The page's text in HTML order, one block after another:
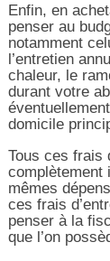
Enfin, en
penser au
notamment
l’entretien
chaleur, le
durant votre
domicile
Tous ces frais
complètement
mêmes
ces frais
penser à la
que l’on